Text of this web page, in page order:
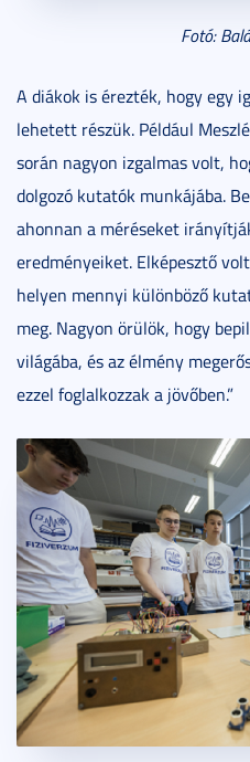
Fotó:
A diákok is érezték, hogy egy
lehetett részük. Például
során nagyon izgalmas volt,
dolgozó kutatók munkájába.
ahonnan a méréseket
eredményeiket. Elképesztő
helyen mennyi különböző
meg. Nagyon örülök, hogy
világába, és az élmény
ezzel foglalkozzak a jövőben.”